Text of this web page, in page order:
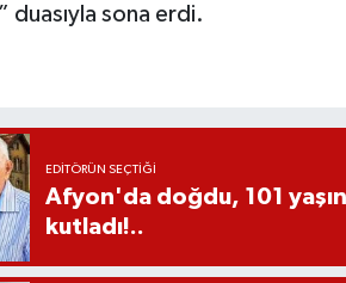
duasıyla sona erdi.
EDITÖRÜN SEÇTIĞI
Afyon'da doğdu, 101
kutladı!..